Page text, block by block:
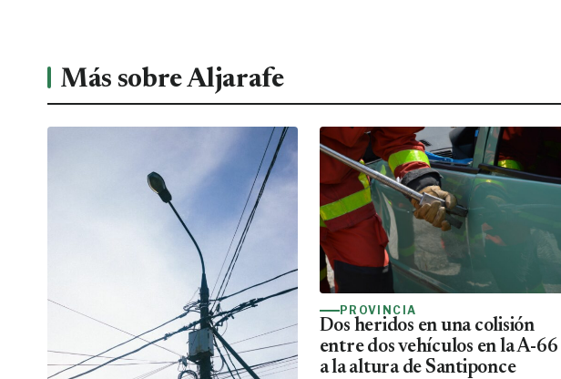
Más sobre Aljarafe
PROVINCIA
Dos heridos en una colisión
entre dos vehículos en la A-66
a la altura de Santiponce